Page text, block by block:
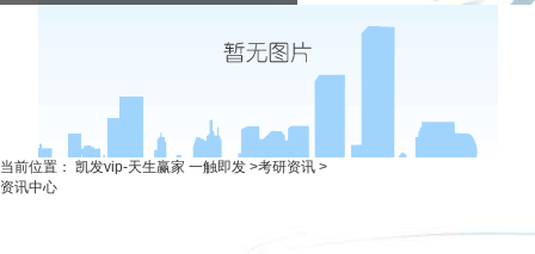
凯发vip-天生赢家 一触即发 考研资讯
当前位置： 凯发vip-天生赢家 一触即发 >考研资讯 >
资讯中心